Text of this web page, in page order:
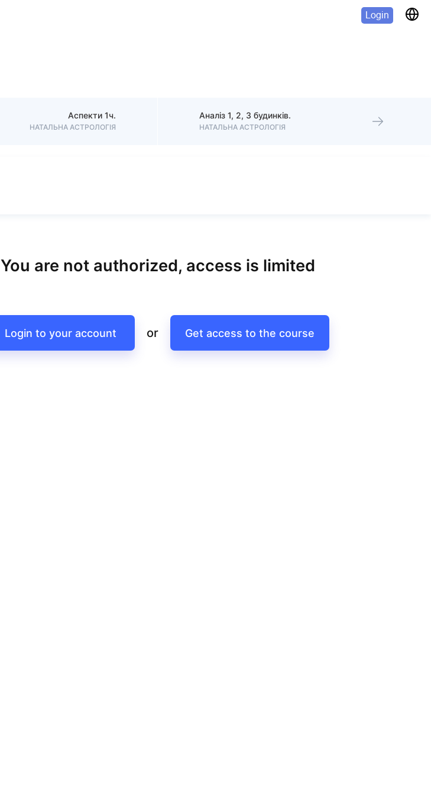
Login
Аспекти 1ч.
НАТАЛЬНА АСТРОЛОГІЯ
Аналіз 1, 2, 3 будинків.
НАТАЛЬНА АСТРОЛОГІЯ
You are not authorized, access is limited
Login to your account or Get access to the course